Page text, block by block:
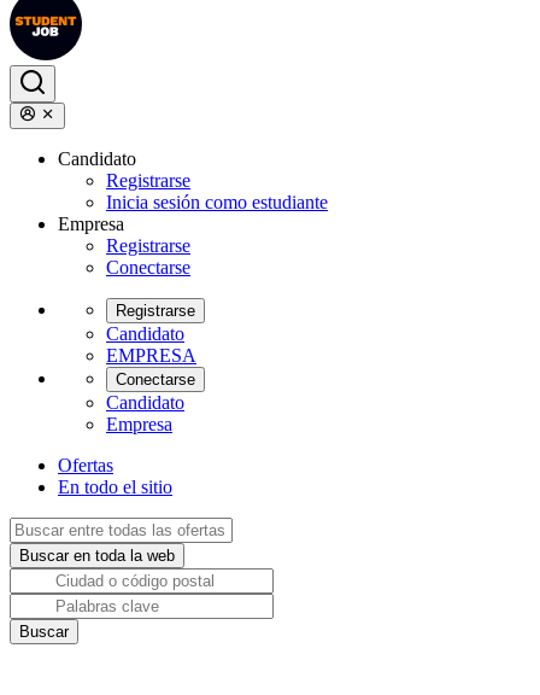
Candidato
Registrarse
Inicia sesión como estudiante
Empresa
Registrarse
Conectarse
Registrarse
Candidato
EMPRESA
Conectarse
Candidato
Empresa
Ofertas
En todo el sitio